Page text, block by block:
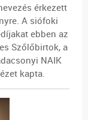
érkezett
A siófoki
ebben az
Szőlőbirtok, a
NAIK
kapta.